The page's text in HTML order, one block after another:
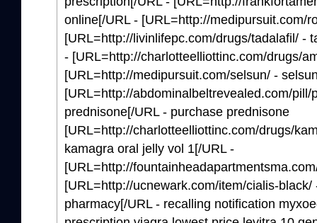
online[/URL - [URL=http://medipursuit.com/
[URL=http://livinlifepc.com/drugs/tadalafil/ -
- [URL=http://charlotteelliottinc.com/drugs/
[URL=http://medipursuit.com/selsun/ -
[URL=http://abdominalbeltrevealed.com/pill/
prednisone[/URL - purchase prednisone
[URL=http://charlotteelliottinc.com/drugs/
kamagra oral jelly vol 1[/URL -
[URL=http://
[URL=http://ucnewark.com/item/cialis-
pharmacy[/URL - recalling notification